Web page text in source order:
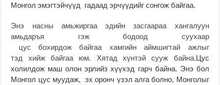
Монгол эмэгтэйчүүд гадаад эрчүүдийг сонгож байгаа.
Энэ насны амьжиргаа эдийн засгаараа хангалуун
амьдаръя гэж бодоод суухаар
цус бохирдож байгаа хамгийн аймшигтай ажлыг
тэд хийж байгаа юм. Хятад хүнтэй сууж байна.Цус
холилдож маш олон эрлийз хүүхэд гарч байна. Энэ бол
Монгол цус муудаж, эх оронч үзэл алга болно, Монголыг